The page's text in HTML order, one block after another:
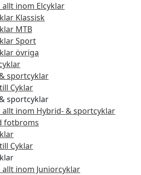
allt inom Elcyklar
Klassisk
MTB
Sport
övriga
sportcyklar
Cyklar
sportcyklar
allt inom Hybrid- & sportcyklar
fotbroms
Cyklar
allt inom Juniorcyklar